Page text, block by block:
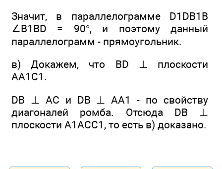
Значит, в параллелограмме D1DB1B
∠B1BD = 90°, и поэтому данный
параллелограмм - прямоугольник.
в) Докажем, что BD ⊥ плоскости
АА1С1.
DB ⊥ АС и DB ⊥ АА1 - по свойству
диагоналей ромба. Отсюда DB ⊥
плоскости А1АСС1, то есть в) доказано.